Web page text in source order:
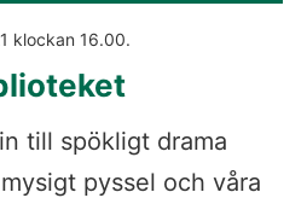
klockan 16.00.
till spökligt drama
pyssel och våra